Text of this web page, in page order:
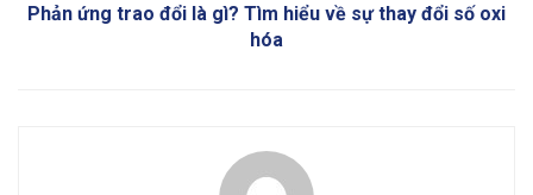
Phản ứng trao đổi là gì? Tìm hiểu về sự thay đổi số oxi
hóa